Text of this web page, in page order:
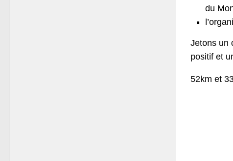
du
Jetons un
positif et
52km et